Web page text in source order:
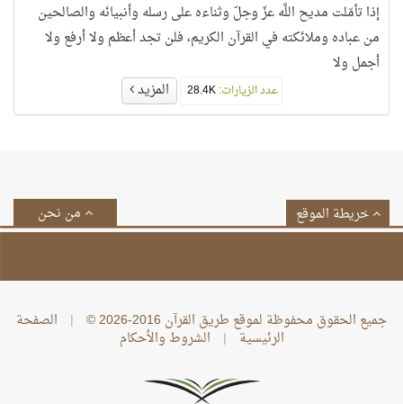
إذا تأمّلت مديح اللَّه عزّ وجلّ وثناءه على رسله وأنبيائه والصالحين
من عباده وملائكته في القرآن الكريم، فلن تجد أعظم ولا أرفع ولا
أجمل ولا
عدد الزيارات:28.4K المزيد
من نحن خريطة الموقع
جميع الحقوق محفوظة لموقع طريق القرآن 2016-2026 © | الصفحة
الرئيسية | الشروط والأحكام